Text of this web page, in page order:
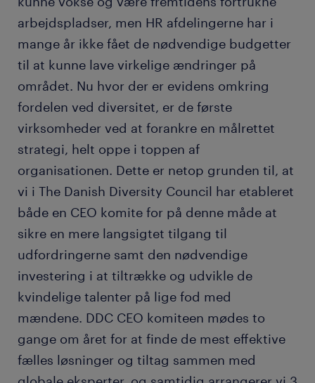
arbejdspladser, men HR afdelingerne har i
mange år ikke fået de nødvendige budgetter
til at kunne lave virkelige ændringer på
området. Nu hvor der er evidens omkring
fordelen ved diversitet, er de første
virksomheder ved at forankre en målrettet
strategi, helt oppe i toppen af
organisationen. Dette er netop grunden til, at
vi i The Danish Diversity Council har etableret
både en CEO komite for på denne måde at
sikre en mere langsigtet tilgang til
udfordringerne samt den nødvendige
investering i at tiltrække og udvikle de
kvindelige talenter på lige fod med
mændene. DDC CEO komiteen mødes to
gange om året for at finde de mest effektive
fælles løsninger og tiltag sammen med